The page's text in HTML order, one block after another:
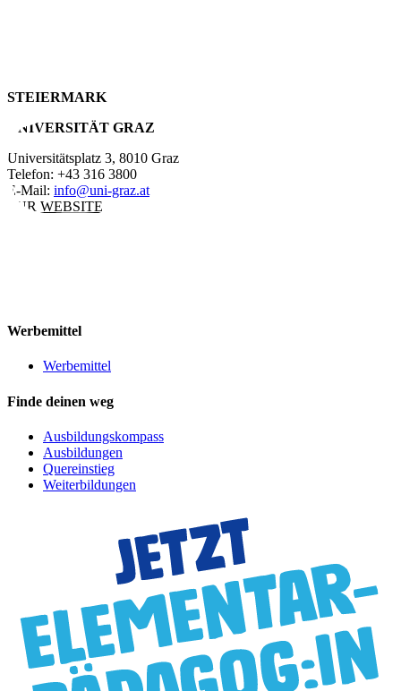
STEIERMARK
UNIVERSITÄT GRAZ
Universitätsplatz 3, 8010 Graz
Telefon: +43 316 3800
E-Mail: info@uni-graz.at
ZUR WEBSITE
Werbemittel
Werbemittel
Finde deinen weg
Ausbildungskompass
Ausbildungen
Quereinstieg
Weiterbildungen